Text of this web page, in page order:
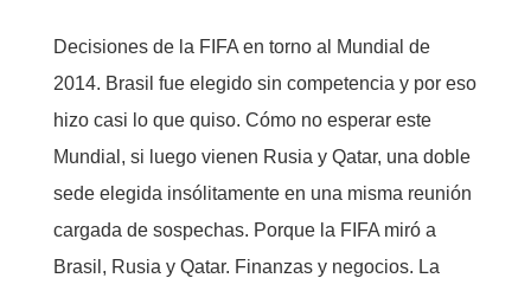
Decisiones de la FIFA en torno al Mundial de
2014. Brasil fue elegido sin competencia y por eso
hizo casi lo que quiso. Cómo no esperar este
Mundial, si luego vienen Rusia y Qatar, una doble
sede elegida insólitamente en una misma reunión
cargada de sospechas. Porque la FIFA miró a
Brasil, Rusia y Qatar. Finanzas y negocios. La